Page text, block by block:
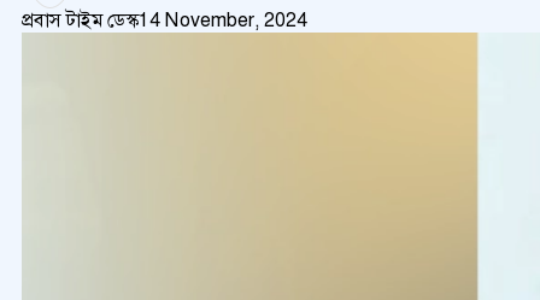
প্রবাস টাইম ডেস্ক14 November, 2024